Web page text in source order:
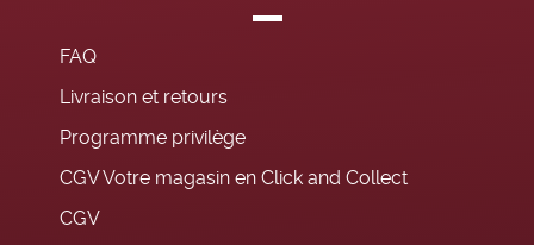
FAQ
Livraison et retours
Programme privilège
CGV Votre magasin en Click and Collect
CGV